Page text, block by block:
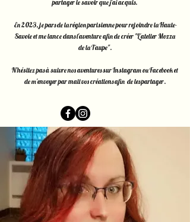
partager le savoir que j'ai acquis.
En 2023, je pars de la région parisienne pour rejoindre la Haute-
Savoie et me lance dans l'aventure afin de créer "L'atelier Mozza
de la Taupe".
N'hésitez pas à suivre nos aventures sur Instagram ou Facebook et
de m'envoyer par mail vos créations afin de les partager.